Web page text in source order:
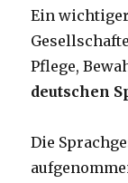
Ein
Pflege,
deutschen
Die